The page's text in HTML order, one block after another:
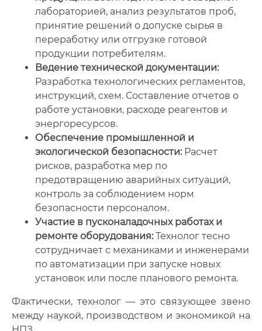
лабораторией, анализ результатов проб,
принятие решений о допуске сырья в
переработку или отгрузке готовой
продукции потребителям.
Ведение технической документации:
Разработка технологических регламентов,
инструкций, схем. Составление отчетов о
работе установки, расходе реагентов и
энергоресурсов.
Обеспечение промышленной и
экологической безопасности:Расчет
рисков, разработка мер по
предотвращению аварийных ситуаций,
контроль за соблюдением норм
безопасности персоналом.
Участие в пусконаладочных работах и
ремонте оборудования:Технолог тесно
сотрудничает с механиками и инженерами
по автоматизации при запуске новых
установок или после планового ремонта.
Фактически, технолог — это связующее звено
между наукой, производством и экономикой на